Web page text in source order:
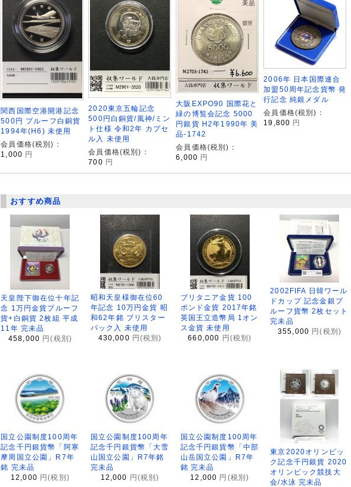
関西国際空港開港記念
500円 プルーフ白銅貨
1994年(H6) 未使用
会員価格(税別)：
1,000 円
2020東京五輪記念
500円白銅貨/風神/ミン
ト仕様 令和2年 カプセ
ル入 未使用
会員価格(税別)：
700 円
大阪EXPO90 国際花と
緑の博覧会記念 5000
円銀貨 H2年1990年 美
品-1742
会員価格(税別)：
6,000 円
2006年 日本国際連合
加盟50周年記念貨幣 発
行記念 純銀メダル
会員価格(税別)：
19,800 円
おすすめ商品
天皇陛下御在位十年記
念 1万円金貨プルーフ
貨+白銅貨 2枚組 平成
11年 完未品
458,000 円(税別)
昭和天皇様御在位60
年記念 10万円金貨 昭
和62年銘 ブリスター
パック入 未使用
430,000 円(税別)
ブリタニア金貨 100
ポンド金貨 2017年銘
英国王立造幣局 1オン
ス金貨 未使用
660,000
円(税別)
2002FIFA 日韓ワール
ドカップ 記念金銀プ
ルーフ貨幣 2枚セット
完未品
355,000 円(税別)
国立公園制度100周年
記念千円銀貨幣「阿寒
摩周国立公園」R7年
銘 完未品
12,000 円(税別)
国立公園制度100周年
記念千円銀貨幣「大雪
山国立公園」R7年銘
完未品
12,000 円(税別)
国立公園制度100周年
記念千円銀貨幣「中部
山岳国立公園」R7年
銘 完未品
12,000 円(税別)
東京2020オリンピッ
ク記念千円銀貨 2020
オリンピック競技大
会/水泳 完未品